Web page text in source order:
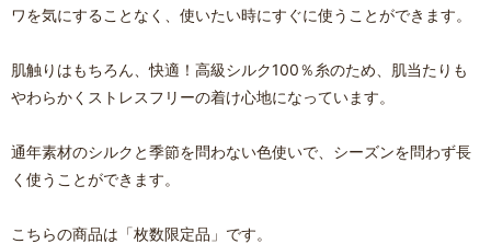
ワを気にすることなく、使いたい時にすぐに使うことができます。
肌触りはもちろん、快適！高級シルク100％糸のため、肌当たりも
やわらかくストレスフリーの着け心地になっています。
通年素材のシルクと季節を問わない色使いで、シーズンを問わず長
く使うことができます。
こちらの商品は「枚数限定品」です。